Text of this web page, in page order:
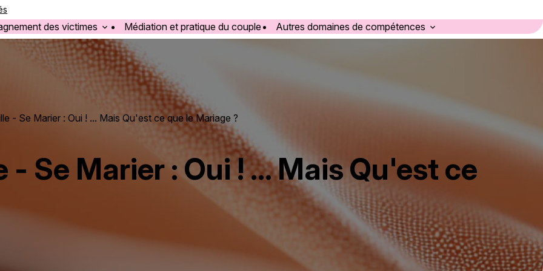
des victimes Médiation et pratique du couple Autres domaines de compétences
- Se Marier : Oui ! ... Mais Qu'est ce que le Mariage ?
Se Marier : Oui ! ... Mais Qu'est ce